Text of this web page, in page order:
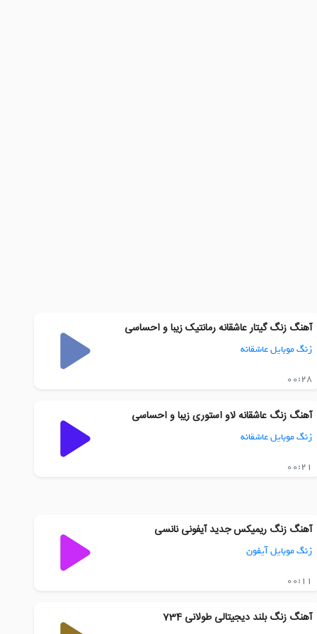
آهنگ زنگ گیتار عاشقانه رمانتیک زیبا و احساسی
زنگ موبایل عاشقانه
00:28
آهنگ زنگ عاشقانه لاو استوری زیبا و احساسی
زنگ موبایل عاشقانه
00:21
آهنگ زنگ ریمیکس جدید آیفونی نانسی
زنگ موبایل آیفون
00:11
آهنگ زنگ بلند دیجیتالی طولانی 734